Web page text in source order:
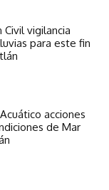
vigilancia
para este fin
acciones
de Mar